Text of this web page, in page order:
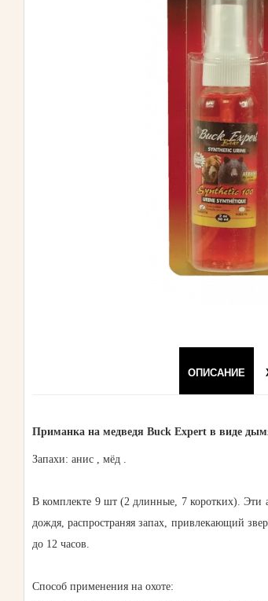
ОПИСАНИЕ
Приманка на медведя Buck Expert в виде
Запахи: анис , мёд .
В комплекте 9 шт (2 длинные, 7 коротких). Эти
дождя, распространяя запах, привлекающий
до 12 часов.
Способ применения на охоте: